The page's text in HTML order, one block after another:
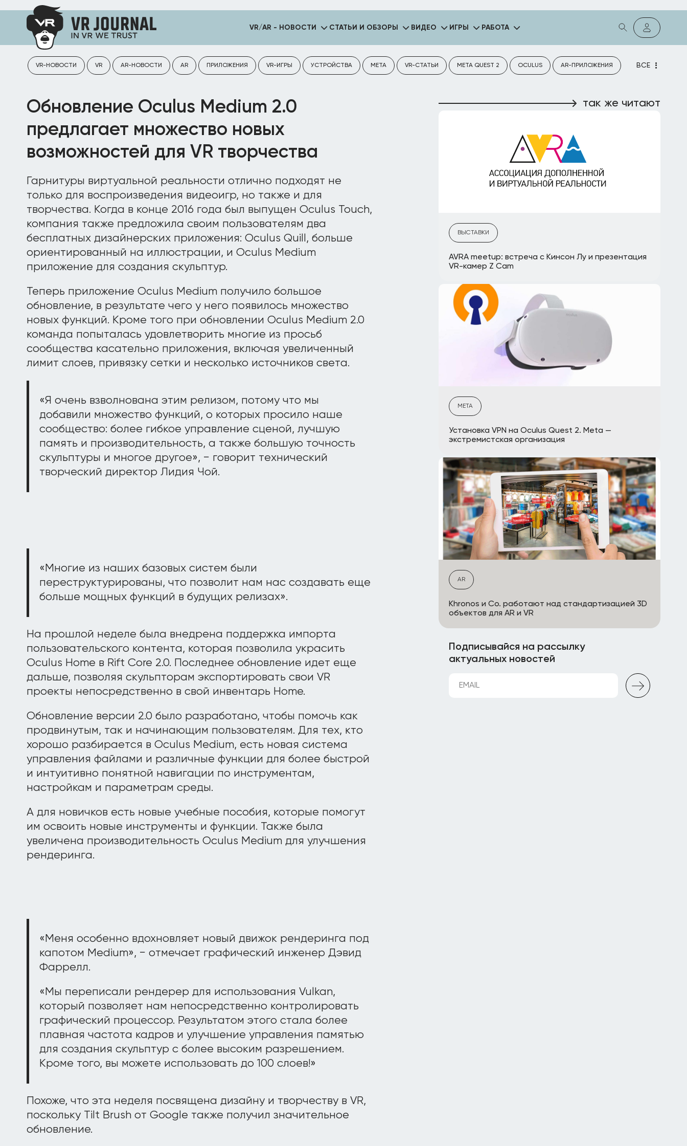
VR/AR - НОВОСТИ СТАТЬИ И ОБЗОРЫ ВИДЕО ИГРЫ РАБОТА
VR-НОВОСТИ VR AR-НОВОСТИ AR ПРИЛОЖЕНИЯ VR-ИГРЫ УСТРОЙСТВА META VR-СТАТЬИ META QUEST 2 OCULUS AR-ПРИЛОЖЕНИЯ ВСЕ
Обновление Oculus Medium 2.0
предлагает множество новых
возможностей для VR творчества
Гарнитуры виртуальной реальности отлично подходят не
только для воспроизведения видеоигр, но также и для
творчества. Когда в конце 2016 года был выпущен Oculus Touch,
компания также предложила своим пользователям два
бесплатных дизайнерских приложения: Oculus Quill, больше
ориентированный на иллюстрации, и Oculus Medium
приложение для создания скульптур.
Теперь приложение Oculus Medium получило большое
обновление, в результате чего у него появилось множество
новых функций. Кроме того при обновлении Oculus Medium 2.0
команда попыталась удовлетворить многие из просьб
сообщества касательно приложения, включая увеличенный
лимит слоев, привязку сетки и несколько источников света.
«Я очень взволнована этим релизом, потому что мы
добавили множество функций, о которых просило наше
сообщество: более гибкое управление сценой, лучшую
память и производительность, а также большую точность
скульптуры и многое другое», − говорит технический
творческий директор Лидия Чой.
«Многие из наших базовых систем были
переструктурированы, что позволит нам нас создавать еще
больше мощных функций в будущих релизах».
На прошлой неделе была внедрена поддержка импорта
пользовательского контента, которая позволила украсить
Oculus Home в Rift Core 2.0. Последнее обновление идет еще
дальше, позволяя скульпторам экспортировать свои VR
проекты непосредственно в свой инвентарь Home.
Обновление версии 2.0 было разработано, чтобы помочь как
продвинутым, так и начинающим пользователям. Для тех, кто
хорошо разбирается в Oculus Medium, есть новая система
управления файлами и различные функции для более быстрой
и интуитивно понятной навигации по инструментам,
настройкам и параметрам среды.
А для новичков есть новые учебные пособия, которые помогут
им освоить новые инструменты и функции. Также была
увеличена производительность Oculus Medium для улучшения
рендеринга.
«Меня особенно вдохновляет новый движок рендеринга под
капотом Medium», − отмечает графический инженер Дэвид
Фаррелл.
«Мы переписали рендерер для использования Vulkan,
который позволяет нам непосредственно контролировать
графический процессор. Результатом этого стала более
плавная частота кадров и улучшение управления памятью
для создания скульптур с более высоким разрешением.
Кроме того, вы можете использовать до 100 слоев!»
Похоже, что эта неделя посвящена дизайну и творчеству в VR,
поскольку Tilt Brush от Google также получил значительное
обновление.
так же читают
ВЫСТАВКИ
AVRA meetup: встреча с Кинсон Лу и презентация
VR-камер Z Cam
META
Установка VPN на Oculus Quest 2. Meta —
экстремистская организация
AR
Khronos и Co. работают над стандартизацией 3D
объектов для AR и VR
Подписывайся на рассылку
актуальных новостей